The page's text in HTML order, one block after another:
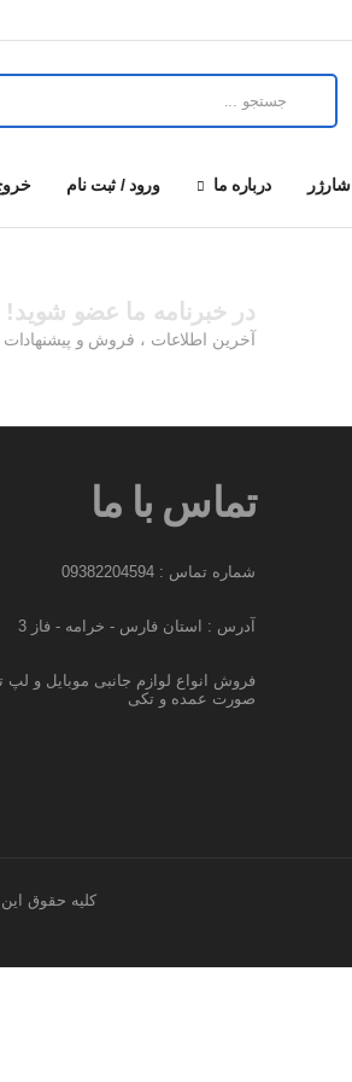
شارژر درباره ما ورود / ثبت نام
در خبرنامه ما عضو شوید!
آخرین اطلاعات ، فروش و پیشنهادات
تماس با ما
شماره تماس : 09382204594
آدرس : استان فارس - خرامه - فاز 3
فروش انواع لوازم جانبی موبایل و لپ
صورت عمده و تکی
کليه حقوق